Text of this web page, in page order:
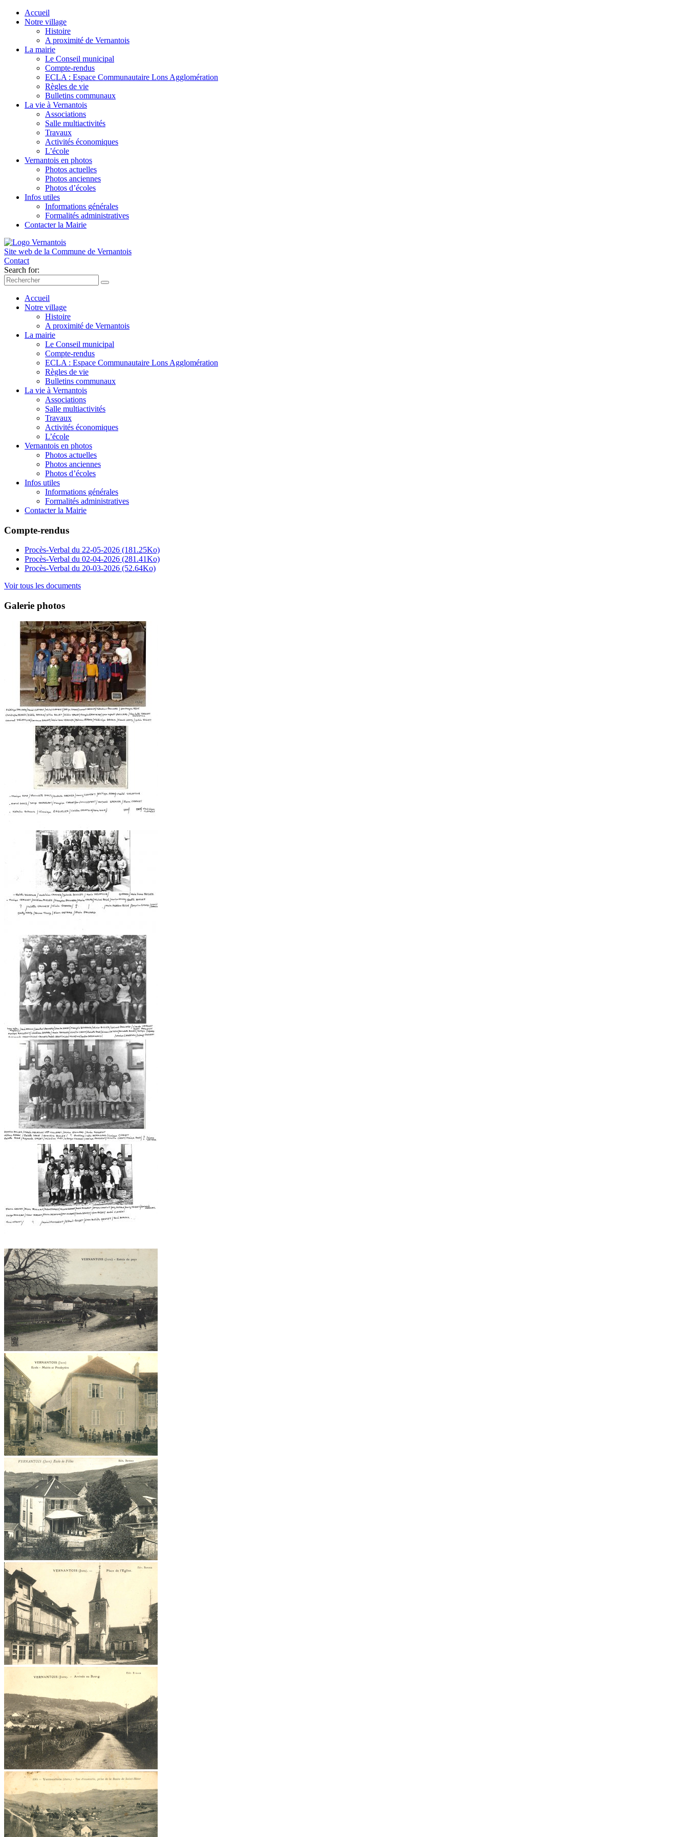
Accueil
Notre village
Histoire
A proximité de Vernantois
La mairie
Le Conseil municipal
Compte-rendus
ECLA : Espace Communautaire Lons Agglomération
Règles de vie
Bulletins communaux
La vie à Vernantois
Associations
Salle multiactivités
Travaux
Activités économiques
L’école
Vernantois en photos
Photos actuelles
Photos anciennes
Photos d’écoles
Infos utiles
Informations générales
Formalités administratives
Contacter la Mairie
Site web de la Commune de Vernantois
Contact
Search for:
Accueil
Notre village
Histoire
A proximité de Vernantois
La mairie
Le Conseil municipal
Compte-rendus
ECLA : Espace Communautaire Lons Agglomération
Règles de vie
Bulletins communaux
La vie à Vernantois
Associations
Salle multiactivités
Travaux
Activités économiques
L’école
Vernantois en photos
Photos actuelles
Photos anciennes
Photos d’écoles
Infos utiles
Informations générales
Formalités administratives
Contacter la Mairie
Compte-rendus
Procès-Verbal du 22-05-2026 (181.25Ko)
Procès-Verbal du 02-04-2026 (281.41Ko)
Procès-Verbal du 20-03-2026 (52.64Ko)
Voir tous les documents
Galerie photos